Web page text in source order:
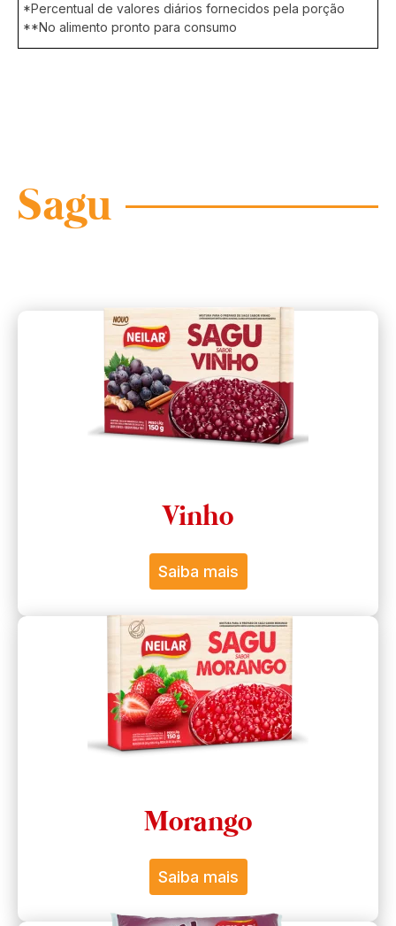
*Percentual de valores diários fornecidos pela porção
**No alimento pronto para consumo
Sagu
Vinho
Saiba mais
Morango
Saiba mais